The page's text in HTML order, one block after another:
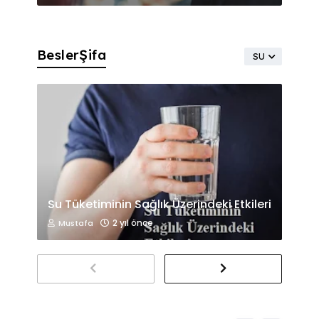
SU
BeslerŞifa
Su Tüketiminin Sağlık Üzerindeki Etkileri
Mustafa 2 yıl önce